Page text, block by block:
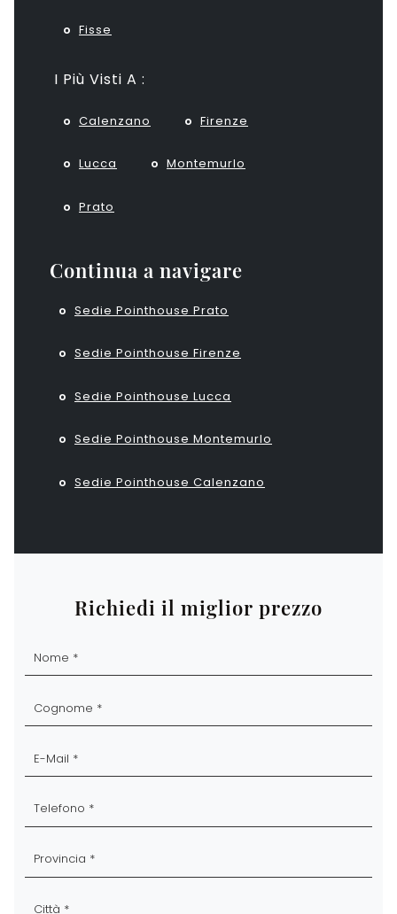
Fisse
I Più Visti A :
Calenzano Firenze
Lucca Montemurlo
Prato
Continua a navigare
Sedie Pointhouse Prato
Sedie Pointhouse Firenze
Sedie Pointhouse Lucca
Sedie Pointhouse Montemurlo
Sedie Pointhouse Calenzano
Richiedi il miglior prezzo